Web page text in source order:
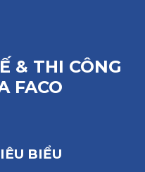
& THI CÔNG
FACO
BIỂU